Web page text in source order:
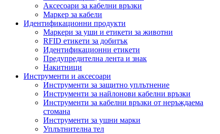
Аксесоари за кабелни връзки
Маркер за кабели
Идентификационни продукти
Маркери за уши и етикети за животни
RFID етикети за добитък
Идентификационни етикети
Предупредителна лента и знак
Накитници
Инструменти и аксесоари
Инструменти за защитно уплътнение
Инструменти за найлонови кабелни връзки
Инструменти за кабелни връзки от неръждаема
стомана
Инструменти за ушни марки
Уплътнителна тел